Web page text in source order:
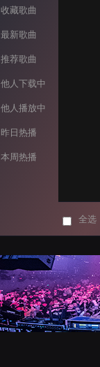
收藏歌曲
最新歌曲
推荐歌曲
他人下载中
他人播放中
昨日热播
本周热播
全选